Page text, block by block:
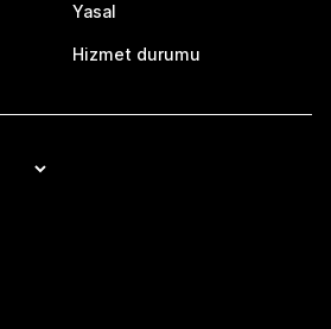
Yasal
Hizmet durumu